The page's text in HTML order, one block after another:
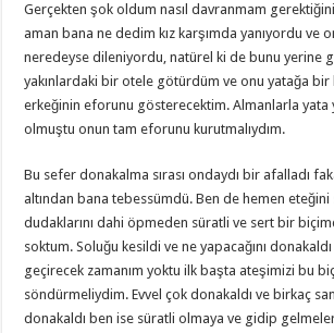
Gerçekten şok oldum nasıl davranmam
aman bana ne dedim kız karşımda yanıyordu ve
neredeyse dileniyordu, natürel ki de bunu yerine
yakınlardaki bir otele götürdüm ve onu yatağa bir
erkeğinin eforunu gösterecektim. Almanlarla yata
olmuştu onun tam eforunu kurutmalıydım.
Bu sefer donakalma sırası ondaydı bir afalladı
altından bana tebessümdü. Ben de hemen eteğini
dudaklarını dahi öpmeden süratli ve sert bir
soktum. Soluğu kesildi ve ne yapacağını
geçirecek zamanım yoktu ilk başta ateşimizi bu
söndürmeliydim. Evvel çok donakaldı ve birkaç
donakaldı ben ise süratli olmaya ve gidip